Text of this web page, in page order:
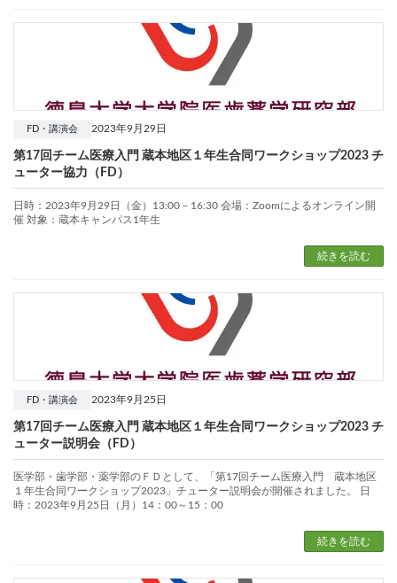
2023年9月29日
FD・講演会
第17回チーム医療入門 蔵本地区１年生合同ワークショップ2023 チ
ューター協力（FD）
日時：2023年9月29日（金）13:00－16:30 会場：Zoomによるオンライン開
催 対象：蔵本キャンパス1年生
続きを読む
2023年9月25日
FD・講演会
第17回チーム医療入門 蔵本地区１年生合同ワークショップ2023 チ
ューター説明会（FD）
医学部・歯学部・薬学部のＦＤとして、「第17回チーム医療入門 蔵本地区
１年生合同ワークショップ2023」チューター説明会が開催されました。 日
時：2023年9月25日（月）14：00～15：00
続きを読む